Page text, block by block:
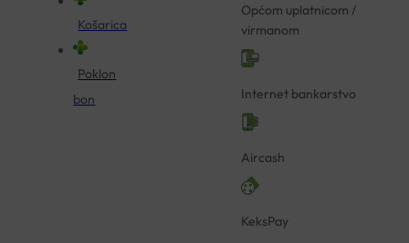
Košarica
Poklon
bon
Općom uplatnicom /
virmanom
Internet bankarstvo
Aircash
KeksPay